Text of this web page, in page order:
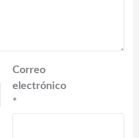
Correo
electrónico
*